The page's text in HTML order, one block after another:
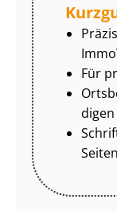
Für
di­gen